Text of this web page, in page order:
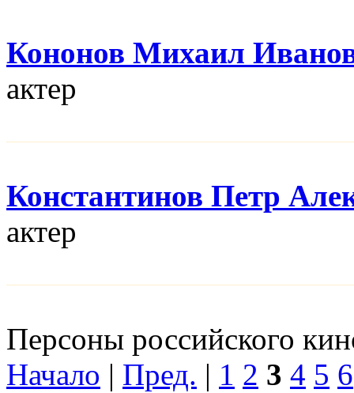
Кононов Михаил
актер
Константинов Петр
актер
Персоны российского
Начало | Пред. | 1 2 3 4 5 6